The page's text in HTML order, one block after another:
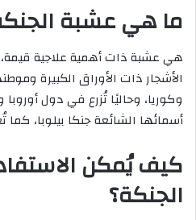
ما هي عشبة
هي عشبة ذات أهمية علاجية
الأشجار ذات الأوراق الكبيرة
وكوريا، وحاليًا تُزرع في دول
أسمائها الشائعة جنكا بيلوبا، كما
كيف يُمكن
الجنكة؟